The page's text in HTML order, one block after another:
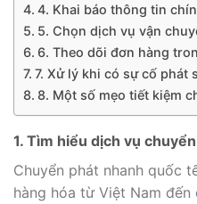
4. Khai báo thông tin
5. Chọn dịch vụ vận
6. Theo dõi đơn hàng
7. Xử lý khi có sự cố phát
8. Một số mẹo tiết kiệm
1. Tìm hiểu dịch vụ
Chuyển phát nhanh quốc
hàng hóa từ Việt Nam